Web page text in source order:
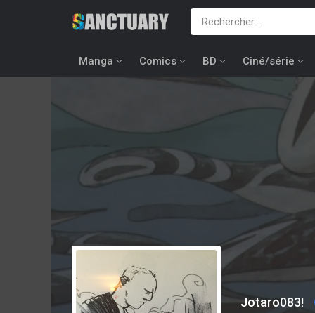
Manga Comics BD Ciné/série
Jotaro083!